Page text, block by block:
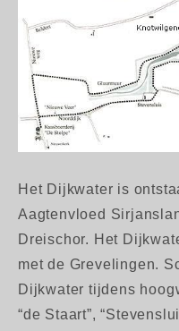
Het Dijkwater is
Aagtenvloed
Dreischor. Het
met de Grevelingen.
Dijkwater tijdens
“de Staart”,